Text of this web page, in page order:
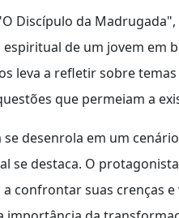
Discípulo da
de um jovem em
leva a refletir sobre
que permeiam a
se desenrola em um
se destaca. O
a confrontar suas crenças